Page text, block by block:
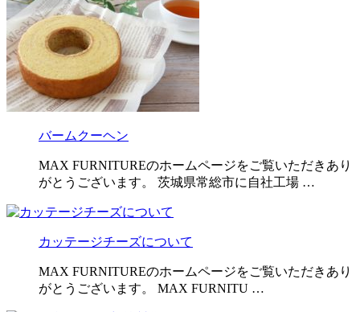
バームクーヘン
MAX FURNITUREのホームページをご覧いただきあり
がとうございます。 茨城県常総市に自社工場 …
カッテージチーズについて
MAX FURNITUREのホームページをご覧いただきあり
がとうございます。 MAX FURNITU …